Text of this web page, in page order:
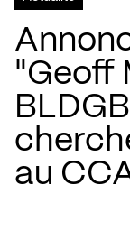
"Geoff
au